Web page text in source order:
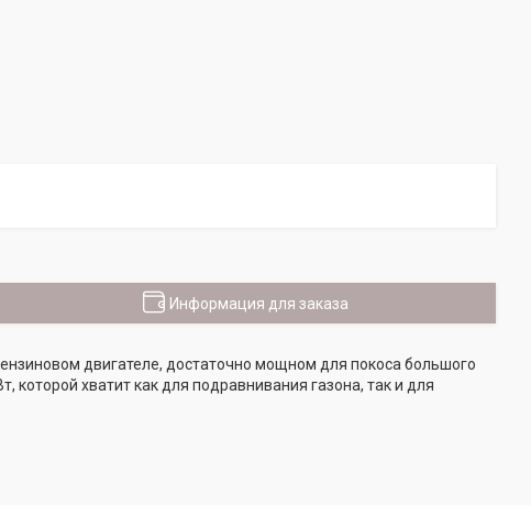
Информация для заказа
двигателе, достаточно мощном для покоса большого
хватит как для подравнивания газона, так и для